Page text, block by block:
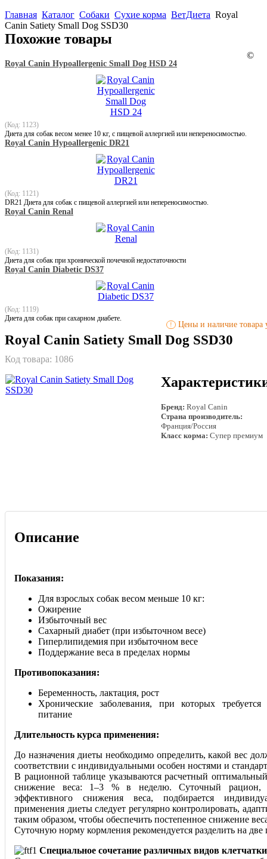
Главная Каталог Собаки Сухие корма ВетДиета Royal
Canin Satiety Small Dog SSD30
Похожие товары
Royal Canin Hypoallergenic Small Dog HSD 24
(Код: 1123)
Диета для собак весом менее 10 кг, с пищевой аллергией или непереносимостью.
Royal Canin Hypoallergenic DR21
(Код: 1121)
DR21 Диета для собак с пищевой аллергией или непереносимостью.
Royal Canin Renal
(Код: 1131)
Диета для собак при хронической почечной недостаточности
Royal Canin Diabetic DS37
(Код: 1119)
Диета для собак при сахарном диабете.
! Цены и наличие товара
Royal Canin Satiety Small Dog SSD30
Код товара: 1086
Бренд: Royal Canin
Страна производитель:
Франция/Россия
Класс корма: Супер премиум
Описание
Показания:
Для взрослых собак весом меньше 10 кг:
Ожирение
Избыточный вес
Сахарный диабет (при избыточном весе)
Гиперлипидемия при избыточном весе
Поддержание веса в пределах нормы
Противопоказания:
Беременность, лактация, рост
Хронические заболевания, при которых требуется
питание
Длительность курса применения:
До назначения диеты необходимо определить, какой вес
соответствии с индивидуальными особен ностями и
В рационной таблице указываются расчетный
снижение веса: 1–3 % в неделю. Суточный рацион,
эффективного снижения веса, подбирается
применения диеты следует регулярно контролировать,
таким образом, чтобы обеспечить постепенное снижение
Суточную норму кормления рекомендуется разделить на
Специальное сочетание различных видов клетчатки
©